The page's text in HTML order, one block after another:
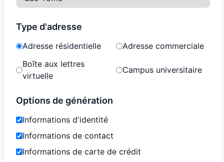
Type d'adresse
Adresse résidentielle
Adresse commerciale
Boîte aux lettres
virtuelle
Campus universitaire
Options de génération
Informations d'identité
Informations de contact
Informations de carte de crédit